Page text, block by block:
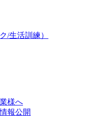
/生活訓練）
様へ
報公開